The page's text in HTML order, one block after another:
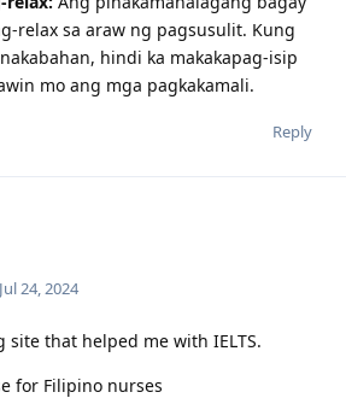
relax sa araw ng pagsusulit. Kung
hindi ka makakapag-isip
mo ang mga pagkakamali.
Reply
Jul 24, 2024
site that helped me with IELTS.
for Filipino nurses